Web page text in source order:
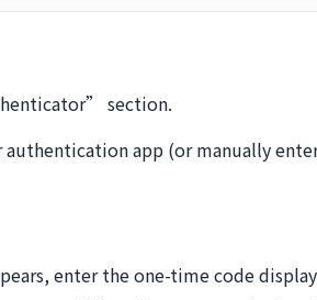
section.
authentication app (or manually
enter the one-time code